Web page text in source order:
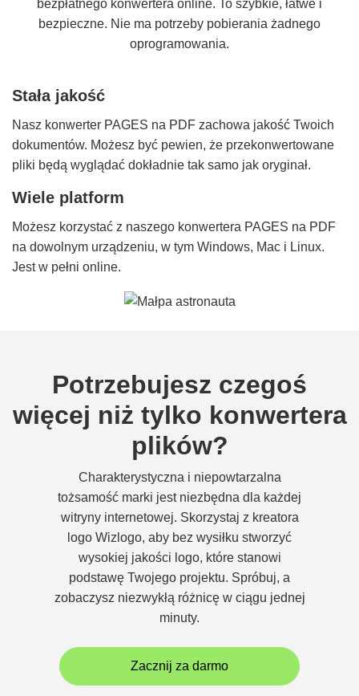
bezpłatnego konwertera online. To szybkie, łatwe i
bezpieczne. Nie ma potrzeby pobierania żadnego
oprogramowania.
Stała jakość
Nasz konwerter PAGES na PDF zachowa jakość Twoich
dokumentów. Możesz być pewien, że przekonwertowane
pliki będą wyglądać dokładnie tak samo jak oryginał.
Wiele platform
Możesz korzystać z naszego konwertera PAGES na PDF
na dowolnym urządzeniu, w tym Windows, Mac i Linux.
Jest w pełni online.
Potrzebujesz czegoś
więcej niż tylko konwertera
plików?
Charakterystyczna i niepowtarzalna
tożsamość marki jest niezbędna dla każdej
witryny internetowej. Skorzystaj z kreatora
logo Wizlogo, aby bez wysiłku stworzyć
wysokiej jakości logo, które stanowi
podstawę Twojego projektu. Spróbuj, a
zobaczysz niezwykłą różnicę w ciągu jednej
minuty.
Zacznij za darmo